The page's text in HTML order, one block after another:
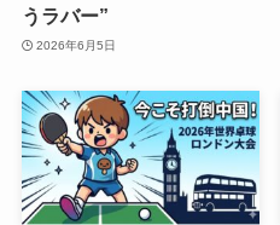
うラバー”
2026年6月5日